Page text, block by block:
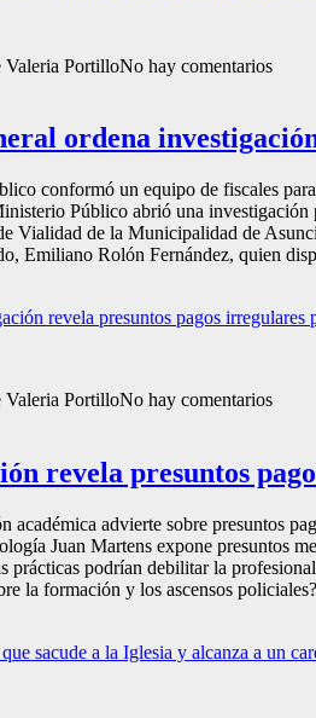
Valeria PortilloNo hay comentarios
ordena
conformó un equipo de fiscales
Público abrió una investigación
Vialidad de la Municipalidad de
Emiliano Rolón Fernández, quien
Valeria PortilloNo hay comentarios
revela presuntos
académica advierte sobre presuntos
Juan Martens expone presuntos
prácticas podrían debilitar la
la formación y los ascensos